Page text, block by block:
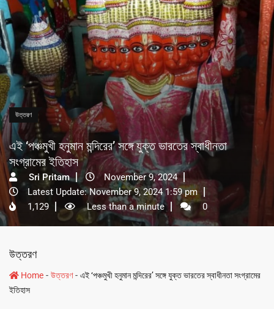
উত্তরণ
এই ‘পঞ্চমুখী হনুমান মন্দিরের’ সঙ্গে যুক্ত ভারতের স্বাধীনতা
সংগ্রামের ইতিহাস
Sri Pritam
November 9, 2024
Latest Update: November 9, 2024 1:59 pm
1,129
Less than a minute 0
উত্তরণ
Home - উত্তরণ- এই ‘পঞ্চমুখী হনুমান মন্দিরের’ সঙ্গে যুক্ত ভারতের স্বাধীনতা সংগ্রামের
ইতিহাস